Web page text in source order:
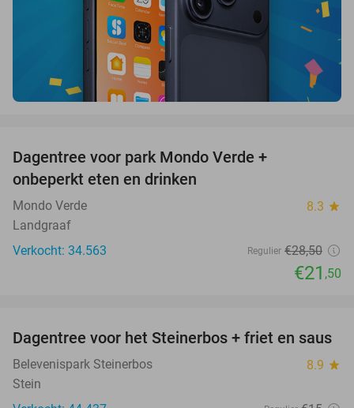
Dagentree voor park Mondo Verde +
onbeperkt eten en drinken
Mondo Verde 8.3 star
Landgraaf
Verkocht: 34.563
Regulier €28,50
€21 ,50
37%
Dagentree voor het Steinerbos + friet en saus
Belevenispark Steinerbos 8.9 star
Stein